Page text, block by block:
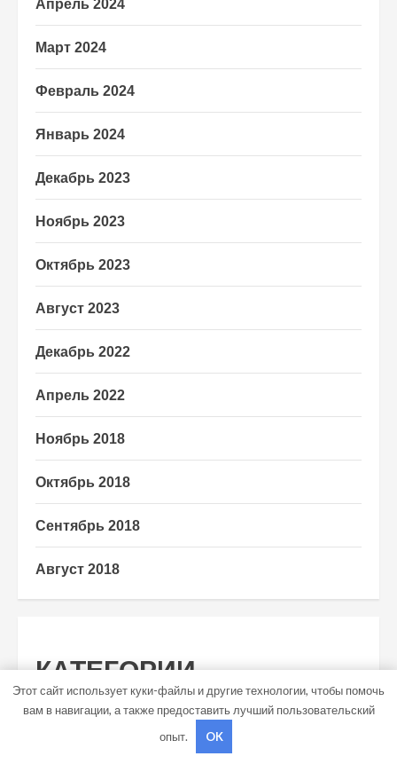
Апрель 2024
Март 2024
Февраль 2024
Январь 2024
Декабрь 2023
Ноябрь 2023
Октябрь 2023
Август 2023
Декабрь 2022
Апрель 2022
Ноябрь 2018
Октябрь 2018
Сентябрь 2018
Август 2018
КАТЕГОРИИ
Uncategorised
Этот сайт использует куки-файлы и другие технологии, чтобы помочь
вам в навигации, а также предоставить лучший пользовательский
опыт.
OK